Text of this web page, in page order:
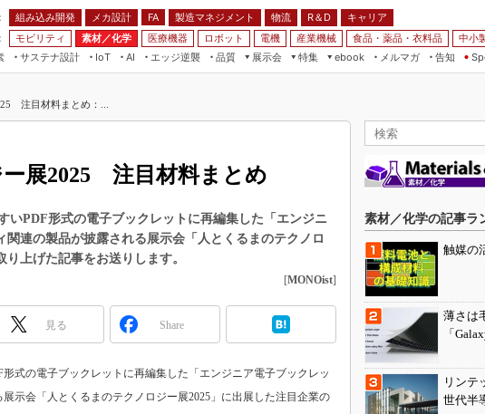
組み込み開発 メカ設計 FA 製造マネジメント 物流 R＆D
キャリア
モビリティ 素材／化学 医療機器 ロボット 電機 産業機械 食品・薬品・衣料品
中小
サステナ設計
IoT
AI
エッジ逆襲 品質
展示会
JIMTOF
IIFES
ジャパンモビリティショー
TECHNO-FRONTIER
スマート工場EXPO
EdgeTech+
日本ものづくりワールド
AUTOMOTIVE WORLD
特集
VR／AR
フィールドサービス
FPGA
組み込み画像技術
車載ソフト開発
ebook
FA
モビリティ
素材／化学
メルマガ
告知
注目材料まとめ：...
展2025 注目材料まとめ
いPDF形式の電子ブックレットに再編集した「エンジニ
連の製品が披露される展示会「人とくるまのテクノロ
上げた記事をお送りします。
[MONOist]
見る Share
式の電子ブックレットに再編集した「エンジニア電子ブックレッ
示会「人とくるまのテクノロジー展2025」に出展した注目企業の
素材／化学の記事ラ
触媒の
薄さは
「
リンテ
世代半